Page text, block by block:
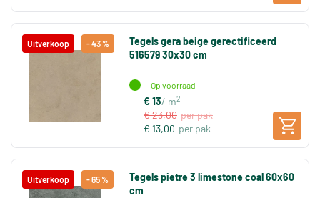
Uitverkoop - 43 %
Tegels gera beige gerectificeerd
516579 30x30 cm
Op voorraad
€ 13/ m2
€ 23,00 per pak
€ 13,00 per pak
Uitverkoop - 65 %
Tegels pietre 3 limestone coal 60x60
cm